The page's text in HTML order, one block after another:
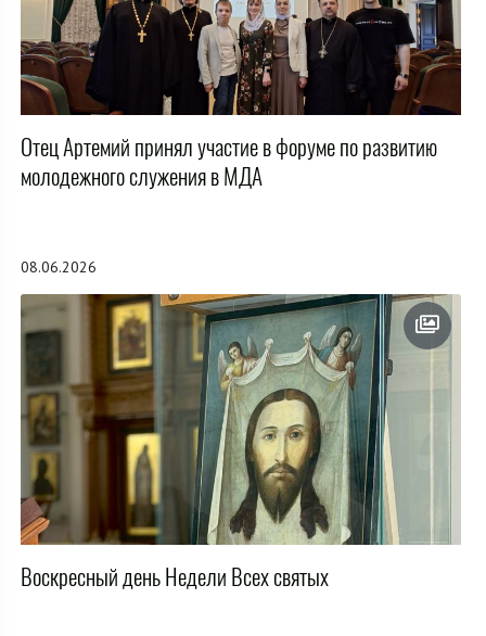
Отец Артемий принял участие в форуме по развитию
молодежного служения в МДА
08.06.2026
Воскресный день Недели Всех святых